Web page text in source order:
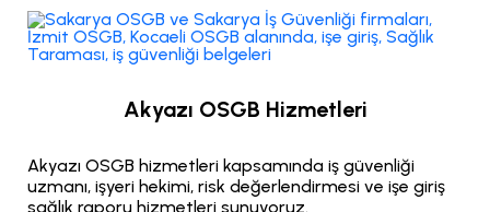
Akyazı OSGB Hizmetleri
Akyazı OSGB hizmetleri kapsamında iş güvenliği
uzmanı, işyeri hekimi, risk değerlendirmesi ve işe giriş
sağlık raporu hizmetleri sunuyoruz.